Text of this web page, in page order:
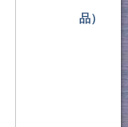
品）